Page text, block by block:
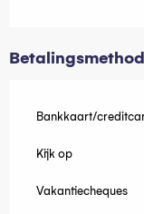
Bankkaart/
Kijk op
Vakantiecheques